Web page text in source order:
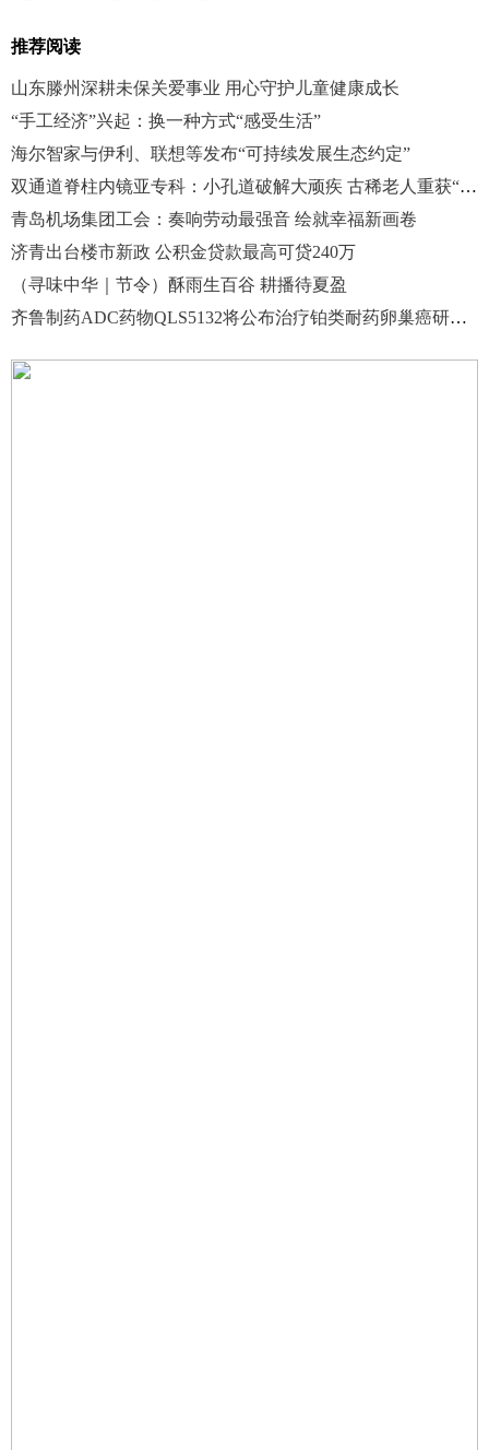
推荐阅读
山东滕州深耕未保关爱事业 用心守护儿童健康成长
“手工经济”兴起：换一种方式“感受生活”
海尔智家与伊利、联想等发布“可持续发展生态约定”
双通道脊柱内镜亚专科：小孔道破解大顽疾 古稀老人重获“直立人生”
青岛机场集团工会：奏响劳动最强音 绘就幸福新画卷
济青出台楼市新政 公积金贷款最高可贷240万
（寻味中华｜节令）酥雨生百谷 耕播待夏盈
齐鲁制药ADC药物QLS5132将公布治疗铂类耐药卵巢癌研究结果